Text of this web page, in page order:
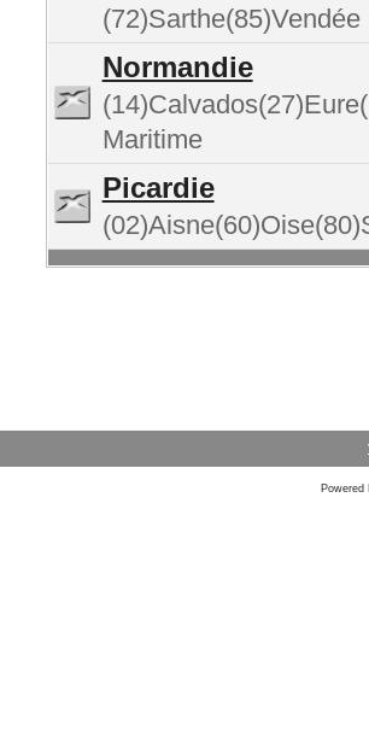
(72)Sarthe(85)Vendée
Normandie
Maritime
Picardie